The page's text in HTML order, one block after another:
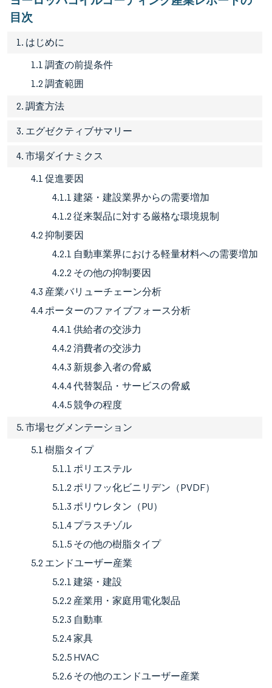
目次
1. はじめに
1.1 調査の前提条件
1.2 調査範囲
2. 調査方法
3. エグゼクティブサマリー
4. 市場ダイナミクス
4.1 促進要因
4.1.1 建築・建設業界からの需要増加
4.1.2 従来製品に対する厳格な環境規制
4.2 抑制要因
4.2.1 自動車業界における軽量材料への需要増加
4.2.2 その他の抑制要因
4.3 産業バリューチェーン分析
4.4 ポーターのファイブフォース分析
4.4.1 供給者の交渉力
4.4.2 消費者の交渉力
4.4.3 新規参入者の脅威
4.4.4 代替製品・サービスの脅威
4.4.5 競争の程度
5. 市場セグメンテーション
5.1 樹脂タイプ
5.1.1 ポリエステル
5.1.2 ポリフッ化ビニリデン（PVDF）
5.1.3 ポリウレタン（PU）
5.1.4 プラスチゾル
5.1.5 その他の樹脂タイプ
5.2 エンドユーザー産業
5.2.1 建築・建設
5.2.2 産業用・家庭用電化製品
5.2.3 自動車
5.2.4 家具
5.2.5 HVAC
5.2.6 その他のエンドユーザー産業